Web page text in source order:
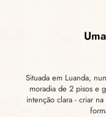
Situada em Luanda,
moradia de 2 pisos e
intenção clara - criar